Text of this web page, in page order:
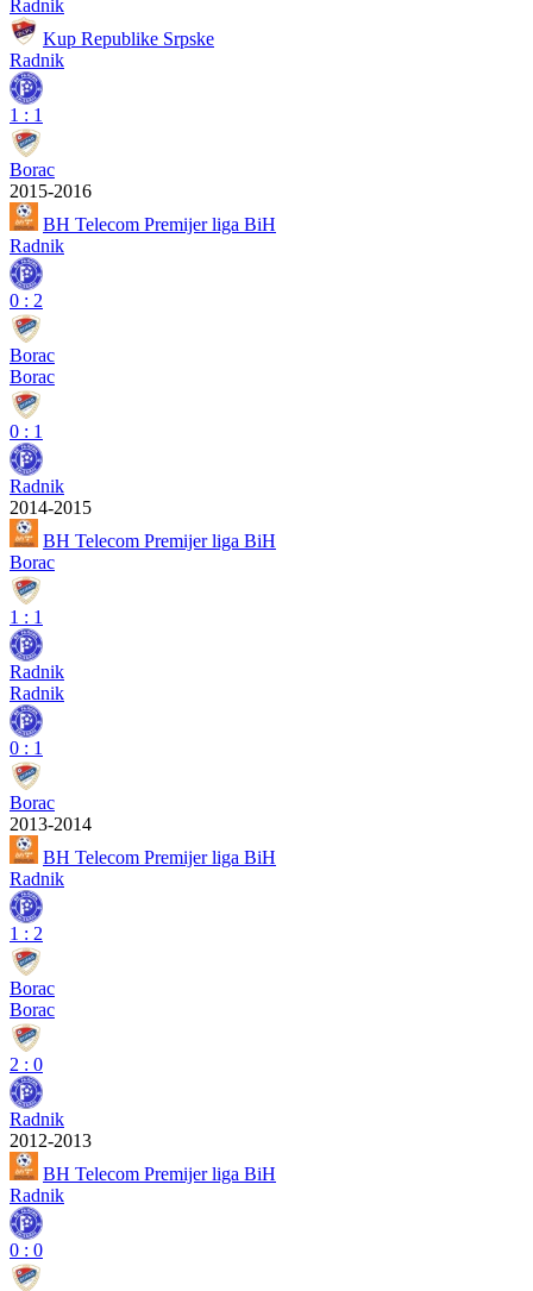
Radnik
Kup Republike Srpske
Radnik
1 : 1
Borac
2015-2016
BH Telecom Premijer liga BiH
Radnik
0 : 2
Borac
Borac
0 : 1
Radnik
2014-2015
BH Telecom Premijer liga BiH
Borac
1 : 1
Radnik
Radnik
0 : 1
Borac
2013-2014
BH Telecom Premijer liga BiH
Radnik
1 : 2
Borac
Borac
2 : 0
Radnik
2012-2013
BH Telecom Premijer liga BiH
Radnik
0 : 0